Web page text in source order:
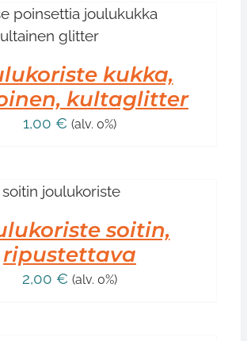
kukka,
kultaglitter
1,00 € (alv. 0%)
soitin,
ripustettava
2,00 € (alv. 0%)